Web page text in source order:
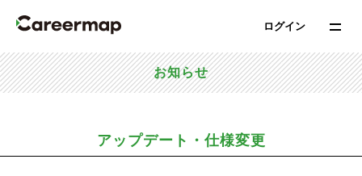
ログイン
お知らせ
アップデート・仕様変更